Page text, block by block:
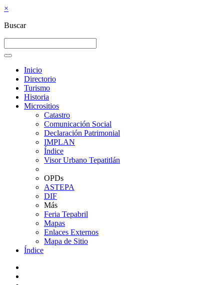
×
Buscar
Inicio
Directorio
Turismo
Historia
Micrositios
Catastro
Comunicación Social
Declaración Patrimonial
IMPLAN
Índice
Visor Urbano Tepatitlán
OPDs
ASTEPA
DIF
Más
Feria Tepabril
Mapas
Enlaces Externos
Mapa de Sitio
Índice